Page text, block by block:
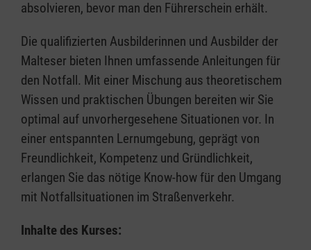
absolvieren, bevor man den Führerschein erhält.
Die qualifizierten Ausbilderinnen und Ausbilder der
Malteser bieten Ihnen umfassende Anleitungen für
den Notfall. Mit einer Mischung aus theoretischem
Wissen und praktischen Übungen bereiten wir Sie
optimal auf unvorhergesehene Situationen vor. In
einer entspannten Lernumgebung, geprägt von
Freundlichkeit, Kompetenz und Gründlichkeit,
erlangen Sie das nötige Know-how für den Umgang
mit Notfallsituationen im Straßenverkehr.
Inhalte des Kurses: